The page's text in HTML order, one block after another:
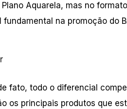
Aquarela, mas no
fundamental na promoção do
fato, todo o diferencial
os principais produtos que